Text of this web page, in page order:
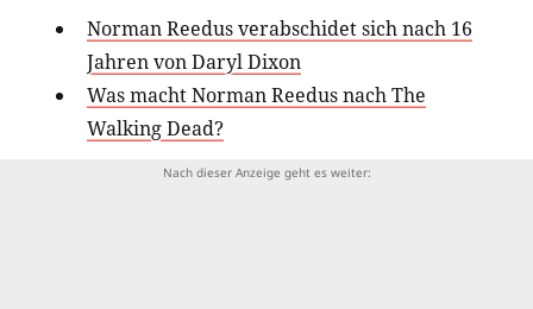
Norman Reedus verabschidet sich nach 16
Jahren von Daryl Dixon
Was macht Norman Reedus nach The
Walking Dead?